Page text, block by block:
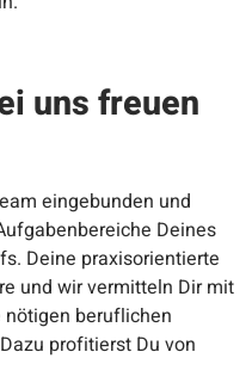
uns freuen
eingebunden und
Deines
Deine praxisorientierte
und wir vermitteln Dir mit
beruflichen
profitierst Du von